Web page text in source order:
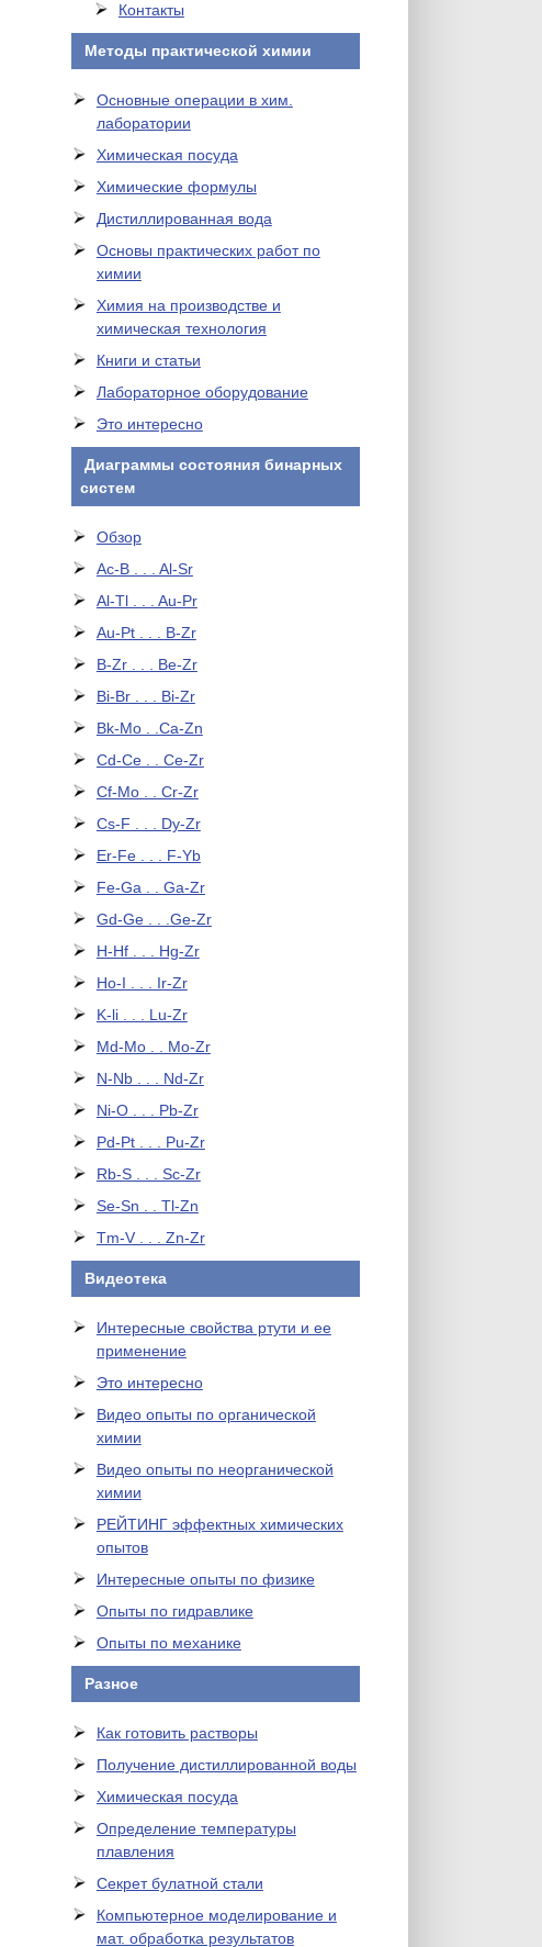
Контакты
Методы практической химии
Основные операции в хим.
лаборатории
Химическая посуда
Химические формулы
Дистиллированная вода
Основы практических работ по
химии
Химия на производстве и
химическая технология
Книги и статьи
Лабораторное оборудование
Это интересно
Диаграммы состояния бинарных
систем
Обзор
Ac-B . . . Al-Sr
Al-Tl . . . Au-Pr
Au-Pt . . . B-Zr
B-Zr . . . Be-Zr
Bi-Br . . . Bi-Zr
Bk-Mo . .Ca-Zn
Cd-Ce . . Ce-Zr
Cf-Mo . . Cr-Zr
Cs-F . . . Dy-Zr
Er-Fe . . . F-Yb
Fe-Ga . . Ga-Zr
Gd-Ge . . .Ge-Zr
H-Hf . . . Hg-Zr
Ho-I . . . Ir-Zr
K-li . . . Lu-Zr
Md-Mo . . Mo-Zr
N-Nb . . . Nd-Zr
Ni-O . . . Pb-Zr
Pd-Pt . . . Pu-Zr
Rb-S . . . Sc-Zr
Se-Sn . . Tl-Zn
Tm-V . . . Zn-Zr
Видеотека
Интересные свойства ртути и ее
применение
Это интересно
Видео опыты по органической
химии
Видео опыты по неорганической
химии
РЕЙТИНГ эффектных химических
опытов
Интересные опыты по физике
Опыты по гидравлике
Опыты по механике
Разное
Как готовить растворы
Получение дистиллированной воды
Химическая посуда
Определение температуры
плавления
Секрет булатной стали
Компьютерное моделирование и
мат. обработка результатов